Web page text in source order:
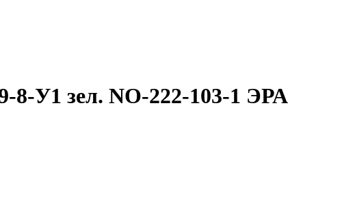
У1 зел. NO-222-103-1 ЭРА